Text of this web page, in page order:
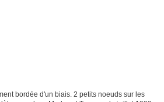
bordée d'un biais. 2 petits noeuds sur les